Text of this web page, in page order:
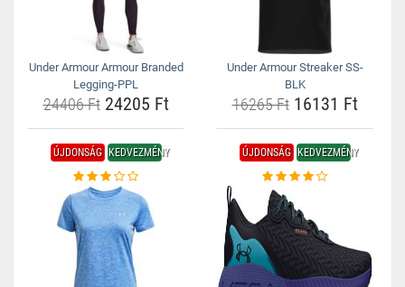
Under Armour Armour Branded
Legging-PPL
24406 Ft24205 Ft
Under Armour Streaker SS-
BLK
16265 Ft16131 Ft
ÚJDONSÁG KEDVEZMÉNY ÚJDONSÁG KEDVEZMÉNY